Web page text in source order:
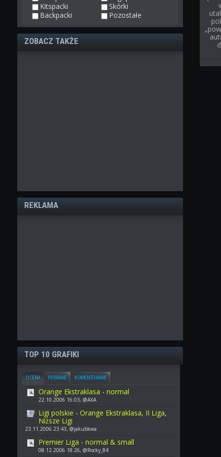
Kitspacki
Skórki
Backpacki
Pozostałe
ZOBACZ TAKŻE
REKLAMA
TOP 10 GRAFIKI
OCENA POBRANE KOMENTOWANE
Orange Ekstraklasa - normal
22.10.2006 16:03, @AXA
Ligi polskie - Orange Ekstraklasa, II Liga,
Niższe Ligi
23.11.2006 23:43, @jakubkwa
Premier Liga - normal & small
08.12.2006 18:26, @Rocky_84